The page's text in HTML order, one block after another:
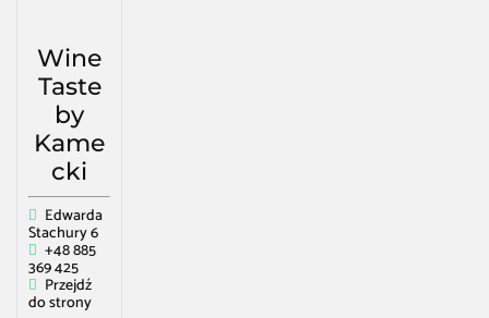
Wine
Taste
by
Kame
cki
Edwarda
Stachury 6
+48 885
369 425
Przejdź
do strony